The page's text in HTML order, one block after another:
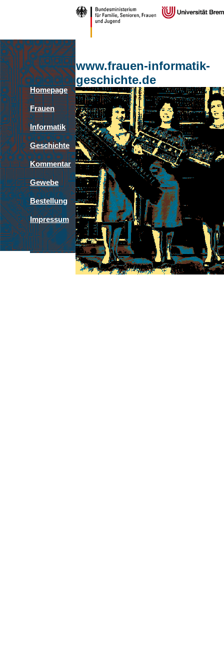
Homepage
Frauen
Informatik
Geschichte
Kommentar
Gewebe
Bestellung
Impressum
www.frauen-informatik-
geschichte.de